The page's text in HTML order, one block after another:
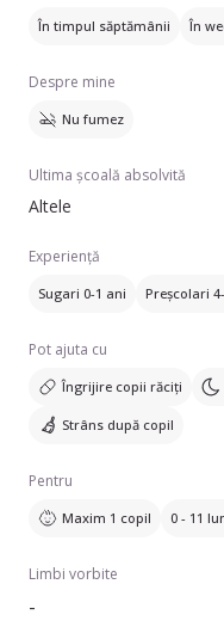
În timpul săptămânii În
Despre mine
Nu fumez
Ultima școală absolvită
Altele
Experiență
Sugari 0-1 ani Preșcolari
Pot ajuta cu
Îngrijire copii răciți
Strâns după copil
Pentru
Maxim 1 copil 0 - 11
Limbi vorbite
-